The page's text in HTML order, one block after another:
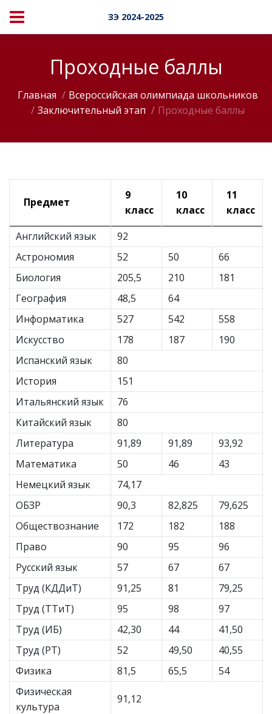
ЗЭ 2024-2025
Проходные баллы
Главная
Всероссийская олимпиада школьников
Заключительный этап
Проходные баллы
Предмет
9
класс
10
класс
11
класс
Английский язык
92
Астрономия
52 50
66
Биология
205,5 210
181
География
48,5
64
Информатика
527 542
558
Искусство
178 187
190
Испанский язык
80
История
151
Итальянский язык
76
Китайский язык
80
Литература
91,89 91,89
93,92
Математика
50 46
43
Немецкий язык
74,17
ОБЗР
90,3 82,825
79,625
Обществознание
172 182
188
Право
90 95
96
Русский язык
57 67
67
Труд (КДДиТ)
91,25 81
79,25
Труд (ТТиТ)
95 98
97
Труд (ИБ)
42,30 44
41,50
Труд (РТ)
52 49,50
40,55
Физика
81,5 65,5
54
Физическая
культура
91,12